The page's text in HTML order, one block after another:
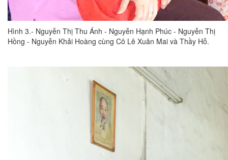
Hình 3.- Nguyễn Thị Thu Ánh - Nguyễn Hạnh Phúc - Nguyễn Thị
Hồng - Nguyễn Khải Hoàng cùng Cô Lê Xuân Mai và Thầy Hỗ.